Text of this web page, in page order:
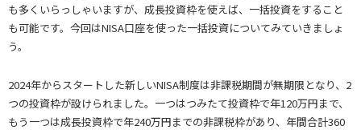
も多くいらっしゃいますが、成長投資枠を使えば、一括投資をすること
も可能です。今回はNISA口座を使った一括投資についてみていきましょ
う。
2024年からスタートした新しいNISA制度は非課税期間が無期限となり、2
つの投資枠が設けられました。一つはつみたて投資枠で年120万円まで、
もう一つは成長投資枠で年240万円までの非課税枠があり、年間合計360